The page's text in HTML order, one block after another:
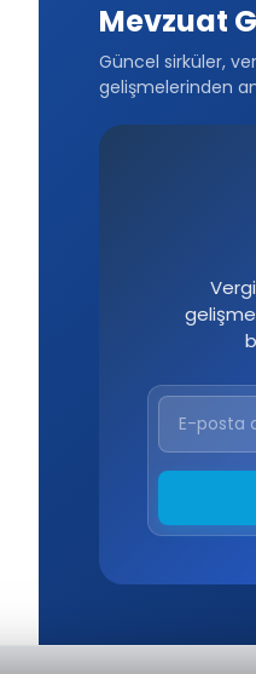
Mevzuat
Güncel sirküler,
gelişmelerinden